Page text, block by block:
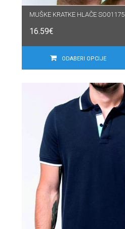
MUŠKE KRATKE HLAČE SO01175
16.59€
ODABERI OPCIJE